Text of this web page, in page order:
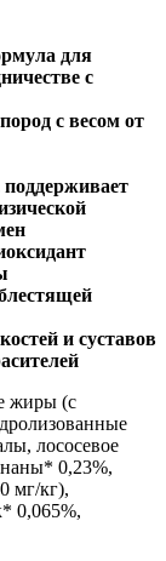
для
с
с весом от
и суставов
жиры (с
лососевое
0,23%,
мг/кг),
0,065%,